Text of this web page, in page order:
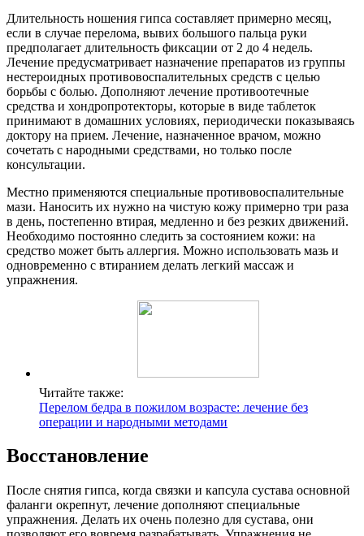
Длительность ношения гипса составляет примерно месяц,
если в случае перелома, вывих большого пальца руки
предполагает длительность фиксации от 2 до 4 недель.
Лечение предусматривает назначение препаратов из группы
нестероидных противовоспалительных средств с целью
борьбы с болью. Дополняют лечение противоотечные
средства и хондропротекторы, которые в виде таблеток
принимают в домашних условиях, периодически показываясь
доктору на прием. Лечение, назначенное врачом, можно
сочетать с народными средствами, но только после
консультации.
Местно применяются специальные противовоспалительные
мази. Наносить их нужно на чистую кожу примерно три раза
в день, постепенно втирая, медленно и без резких движений.
Необходимо постоянно следить за состоянием кожи: на
средство может быть аллергия. Можно использовать мазь и
одновременно с втиранием делать легкий массаж и
упражнения.
Читайте также:
Перелом бедра в пожилом возрасте: лечение без
операции и народными методами
Восстановление
После снятия гипса, когда связки и капсула сустава основной
фаланги окрепнут, лечение дополняют специальные
упражнения. Делать их очень полезно для сустава, они